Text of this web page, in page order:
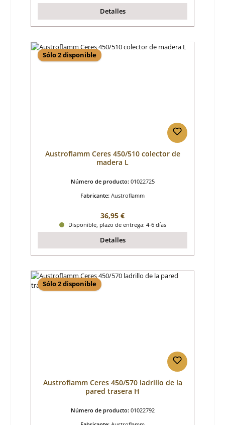
Detalles
Sólo 2 disponible
Austroflamm Ceres 450/510 colector de
madera L
Número de producto: 01022725
Fabricante: Austroflamm
Precio normal:
36,95 €
Disponible, plazo de entrega: 4-6 días
Detalles
Sólo 2 disponible
Austroflamm Ceres 450/570 ladrillo de la
pared trasera H
Número de producto: 01022792